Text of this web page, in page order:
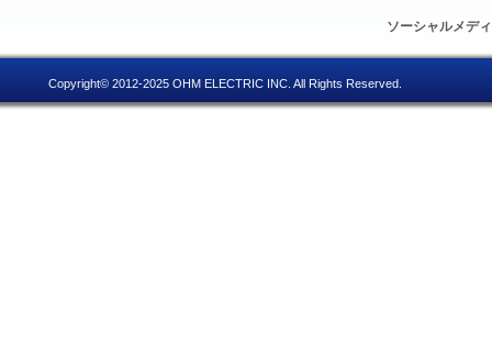
ソーシャルメデ
Copyright© 2012-2025 OHM ELECTRIC INC. All Rights Reserved.